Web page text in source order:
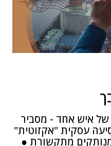
של איש אחד - מסביר
עסקית "אקזוטית"
מתקשורת ●